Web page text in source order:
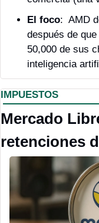
El foco:  AMD
después de
50,000 de sus
inteligencia
IMPUESTOS
Mercado
retenciones